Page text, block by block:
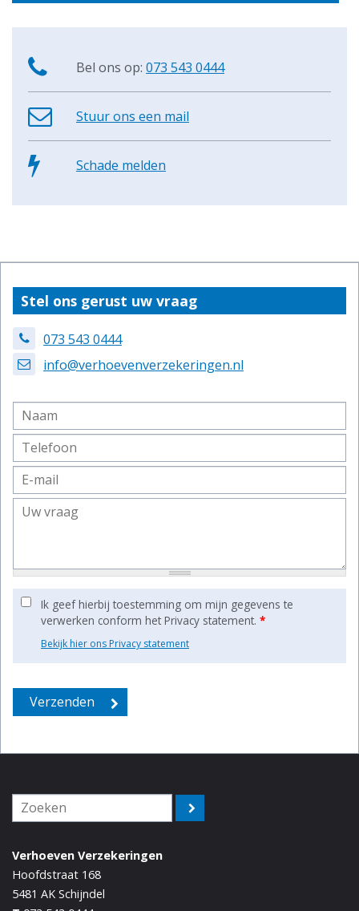
Bel ons op: 073 543 0444
Stuur ons een mail
Schade melden
Stel ons gerust uw vraag
073 543 0444
info@verhoevenverzekeringen.nl
Ik geef hierbij toestemming om mijn gegevens te
verwerken conform het Privacy statement. *
Bekijk hier ons Privacy statement
Verhoeven Verzekeringen
Hoofdstraat 168
5481 AK Schijndel